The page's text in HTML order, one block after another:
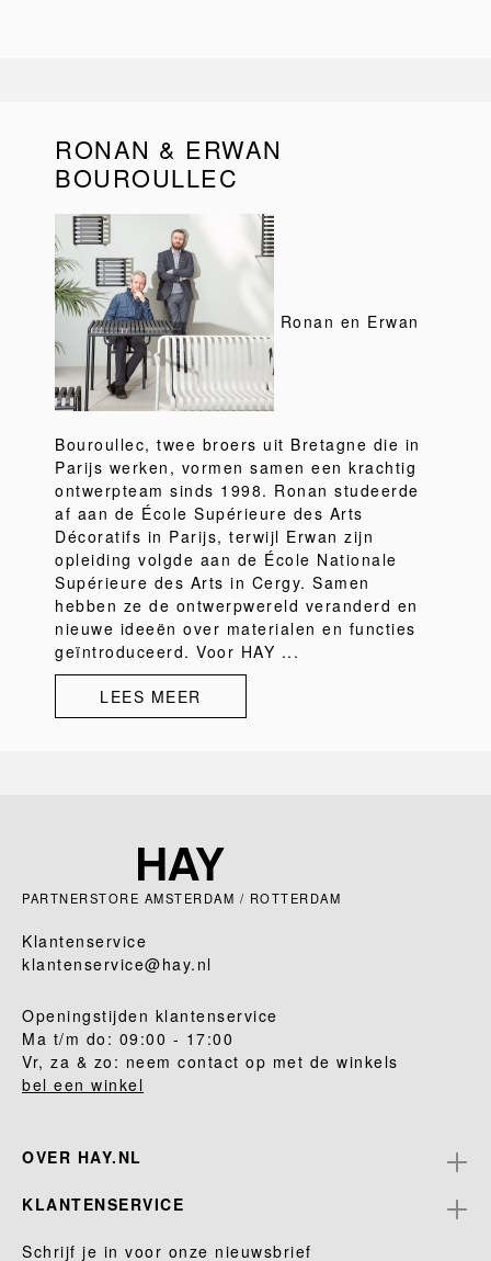
RONAN & ERWAN
BOUROULLEC
Ronan en Erwan
Bouroullec, twee broers uit Bretagne die in
Parijs werken, vormen samen een krachtig
ontwerpteam sinds 1998. Ronan studeerde
af aan de École Supérieure des Arts
Décoratifs in Parijs, terwijl Erwan zijn
opleiding volgde aan de École Nationale
Supérieure des Arts in Cergy. Samen
hebben ze de ontwerpwereld veranderd en
nieuwe ideeën over materialen en functies
geïntroduceerd. Voor HAY ...
LEES MEER
PARTNERSTORE AMSTERDAM / ROTTERDAM
Klantenservice
klantenservice@hay.nl
Openingstijden klantenservice
Ma t/m do: 09:00 - 17:00
Vr, za & zo: neem contact op met de winkels
bel een winkel
OVER HAY.NL
KLANTENSERVICE
Schrijf je in voor onze nieuwsbrief